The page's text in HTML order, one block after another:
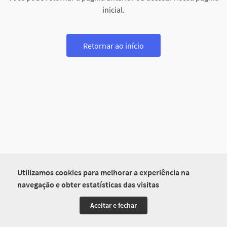
Utilizamos cookies para melhorar a experiência na
navegação e obter estatísticas das visitas
Aceitar e fechar
inicial.
Retornar ao início